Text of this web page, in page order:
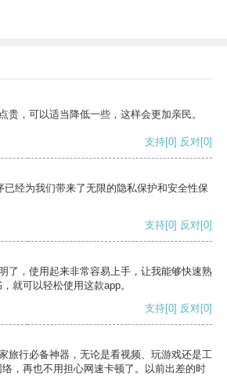
贵，可以适当降低一些，这样会更加亲民。
支持[0] 反对[0]
经为我们带来了无限的隐私保护和安全性保
支持[0] 反对[0]
了，使用起来非常容易上手，让我能够快速熟
就可以轻松使用这款app。
支持[0] 反对[0]
旅行必备神器，无论是看视频、玩游戏还是工
，再也不用担心网速卡顿了。以前出差的时